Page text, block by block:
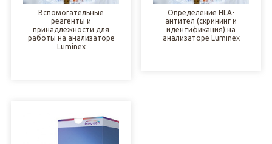
Вспомогательные
реагенты и
принадлежности для
работы на анализаторе
Luminex
Определение HLA-
антител (скрининг и
идентификация) на
анализаторе Luminex